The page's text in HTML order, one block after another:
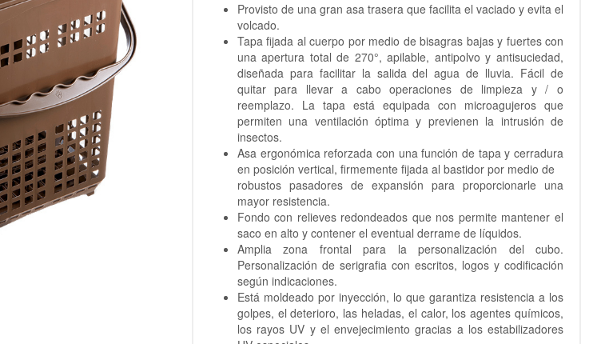
Provisto de una gran asa trasera que facilita el vaciado y evita el
volcado.
Tapa fijada al cuerpo por medio de bisagras bajas y fuertes con
una apertura total de 270°, apilable, antipolvo y antisuciedad,
diseñada para facilitar la salida del agua de lluvia. Fácil de
quitar para llevar a cabo operaciones de limpieza y / o
reemplazo. La tapa está equipada con microagujeros que
permiten una ventilación óptima y previenen la intrusión de
insectos.
Asa ergonómica reforzada con una función de tapa y cerradura
en posición vertical, firmemente fijada al bastidor por medio de
robustos pasadores de expansión para proporcionarle una
mayor resistencia.
Fondo con relieves redondeados que nos permite mantener el
saco en alto y contener el eventual derrame de líquidos.
Amplia zona frontal para la personalización del cubo.
Personalización de serigrafia con escritos, logos y codificación
según indicaciones.
Está moldeado por inyección, lo que garantiza resistencia a los
golpes, el deterioro, las heladas, el calor, los agentes químicos,
los rayos UV y el envejecimiento gracias a los estabilizadores